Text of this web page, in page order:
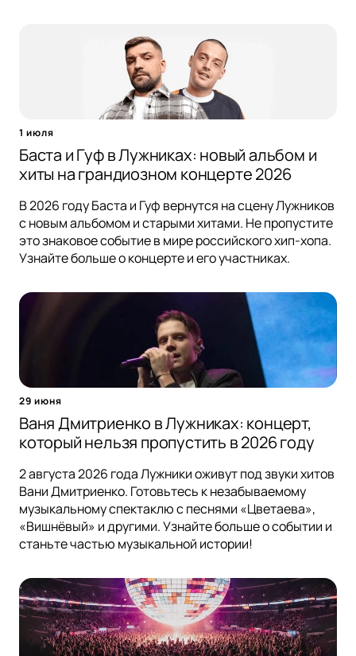
1 июля
Баста и Гуф в Лужниках: новый альбом и
хиты на грандиозном концерте 2026
В 2026 году Баста и Гуф вернутся на сцену Лужников
с новым альбомом и старыми хитами. Не пропустите
это знаковое событие в мире российского хип-хопа.
Узнайте больше о концерте и его участниках.
29 июня
Ваня Дмитриенко в Лужниках: концерт,
который нельзя пропустить в 2026 году
2 августа 2026 года Лужники оживут под звуки хитов
Вани Дмитриенко. Готовьтесь к незабываемому
музыкальному спектаклю с песнями «Цветаева»,
«Вишнёвый» и другими. Узнайте больше о событии и
станьте частью музыкальной истории!